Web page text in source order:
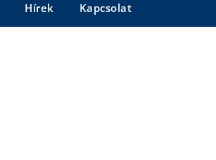
Hírek Kapcsolat